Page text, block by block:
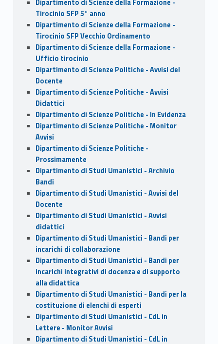
Dipartimento di Scienze della Formazione -
Tirocinio SFP 5° anno
Dipartimento di Scienze della Formazione -
Tirocinio SFP Vecchio Ordinamento
Dipartimento di Scienze della Formazione -
Ufficio tirocinio
Dipartimento di Scienze Politiche - Avvisi del
Docente
Dipartimento di Scienze Politiche - Avvisi
Didattici
Dipartimento di Scienze Politiche - In Evidenza
Dipartimento di Scienze Politiche - Monitor
Avvisi
Dipartimento di Scienze Politiche -
Prossimamente
Dipartimento di Studi Umanistici - Archivio
Bandi
Dipartimento di Studi Umanistici - Avvisi del
Docente
Dipartimento di Studi Umanistici - Avvisi
didattici
Dipartimento di Studi Umanistici - Bandi per
incarichi di collaborazione
Dipartimento di Studi Umanistici - Bandi per
incarichi integrativi di docenza e di supporto
alla didattica
Dipartimento di Studi Umanistici - Bandi per la
costituzione di elenchi di esperti
Dipartimento di Studi Umanistici - CdL in
Lettere - Monitor Avvisi
Dipartimento di Studi Umanistici - CdL in